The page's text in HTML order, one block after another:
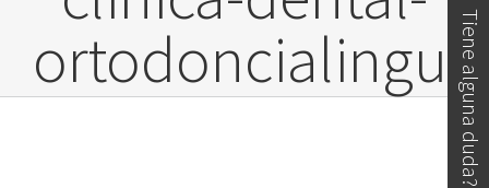
Tiene alguna duda?